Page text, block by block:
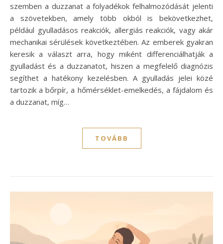
szemben a duzzanat a folyadékok felhalmozódását jelenti
a szövetekben, amely több okból is bekövetkezhet,
például gyulladásos reakciók, allergiás reakciók, vagy akár
mechanikai sérülések következtében. Az emberek gyakran
keresik a választ arra, hogy miként differenciálhatják a
gyulladást és a duzzanatot, hiszen a megfelelő diagnózis
segíthet a hatékony kezelésben. A gyulladás jelei közé
tartozik a bőrpír, a hőmérséklet-emelkedés, a fájdalom és
a duzzanat, míg…
TOVÁBB